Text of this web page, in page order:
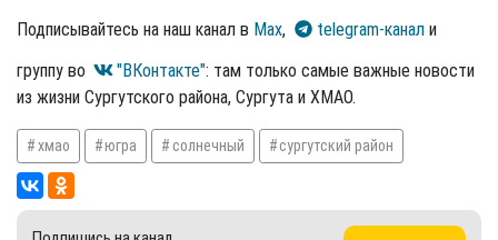
Подписывайтесь на наш канал в Max, telegram-канал и
группу во
"ВКонтакте": там только самые важные новости
из жизни Сургутского района, Сургута и ХМАО.
хмао югра солнечный сургутский район